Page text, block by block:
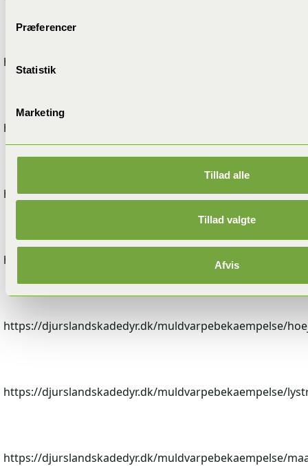
Præferencer
Statistik
Marketing
Tillad alle
Tillad valgte
Afvis
https://djurslandskadedyr.dk/muldvarpebekaempelse/
https://djurslandskadedyr.dk/muldvarpebekaempelse/
https://djurslandskadedyr.dk/muldvarpebekaempelse/
https://djurslandskadedyr.dk/skaegkrae-bekaempelse/
https://djurslandskadedyr.dk/muldvarpebekaempelse/
https://djurslandskadedyr.dk/muldvarpebekaempelse/
https://djurslandskadedyr.dk/muldvarpebekaempelse/